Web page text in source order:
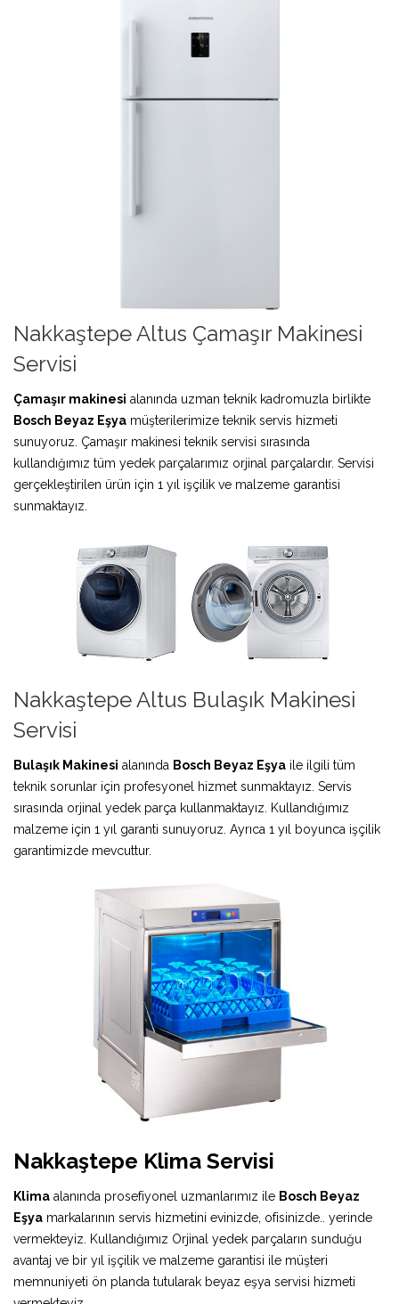
Nakkaştepe Altus Çamaşır Makinesi
Servisi
Çamaşır makinesi alanında uzman teknik kadromuzla birlikte
Bosch Beyaz Eşya müşterilerimize teknik servis hizmeti
sunuyoruz. Çamaşır makinesi teknik servisi sırasında
kullandığımız tüm yedek parçalarımız orjinal parçalardır. Servisi
gerçekleştirilen ürün için 1 yıl işçilik ve malzeme garantisi
sunmaktayız.
Nakkaştepe Altus Bulaşık Makinesi
Servisi
Bulaşık Makinesi alanında Bosch Beyaz Eşya ile ilgili tüm
teknik sorunlar için profesyonel hizmet sunmaktayız. Servis
sırasında orjinal yedek parça kullanmaktayız. Kullandığımız
malzeme için 1 yıl garanti sunuyoruz. Ayrıca 1 yıl boyunca işçilik
garantimizde mevcuttur.
Nakkaştepe Klima Servisi
Klima alanında prosefiyonel uzmanlarımız ile Bosch Beyaz
Eşya markalarının servis hizmetini evinizde, ofisinizde.. yerinde
vermekteyiz. Kullandığımız Orjinal yedek parçaların sunduğu
avantaj ve bir yıl işçilik ve malzeme garantisi ile müşteri
memnuniyeti ön planda tutularak beyaz eşya servisi hizmeti